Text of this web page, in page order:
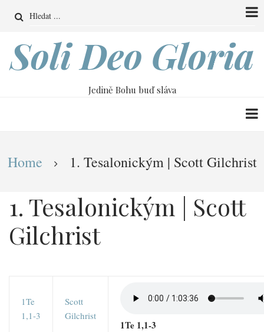
obsahu
Search
Soli Deo Gloria
Jedině Bohu buď sláva
Drobečková
navigace
Home 1. Tesalonickým | Scott Gilchrist
1. Tesalonickým | Scott
Gilchrist
1Te
1,1-3
Scott
Gilchrist
1Te 1,1-3